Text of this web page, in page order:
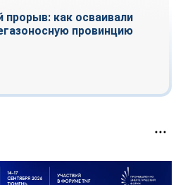
прорыв: как осваивали
провинцию